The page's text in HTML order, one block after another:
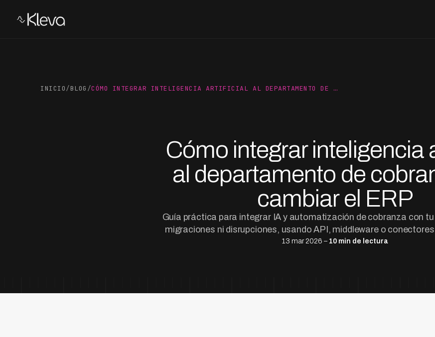
INICIO/BLOG /CÓMO INTEGRAR INTELIGENCIA ARTIFICIAL AL DEPARTAMENTO DE …
Cómo integrar inteligencia
al departamento de
cambiar el ERP
Guía práctica para integrar IA y automatización de cobranza con tu
migraciones ni disrupciones, usando API, middleware o
13 mar 2026 – 10 min de lectura